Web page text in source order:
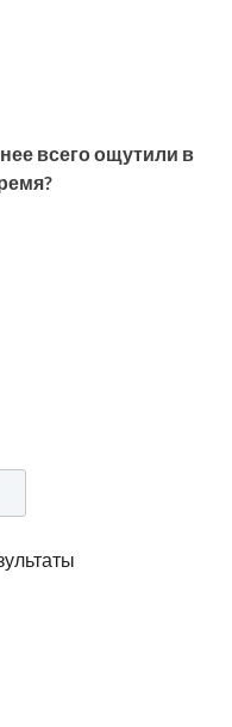
всего ощутили в